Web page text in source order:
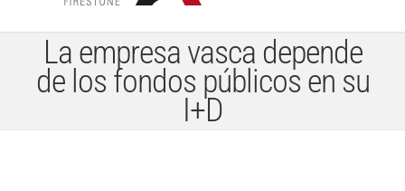
La empresa vasca depende
de los fondos públicos en su
I+D